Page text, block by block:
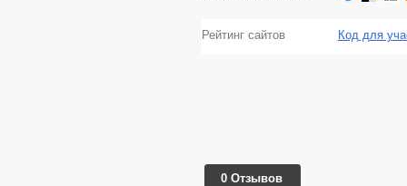
Рейтинг сайтов Код для
0 Отзывов